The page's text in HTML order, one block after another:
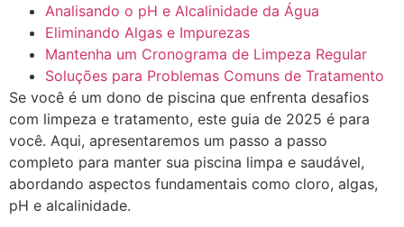
Analisando o pH e Alcalinidade da Água
Eliminando Algas e Impurezas
Mantenha um Cronograma de Limpeza Regular
Soluções para Problemas Comuns de Tratamento
Se você é um dono de piscina que enfrenta desafios
com limpeza e tratamento, este guia de 2025 é para
você. Aqui, apresentaremos um passo a passo
completo para manter sua piscina limpa e saudável,
abordando aspectos fundamentais como cloro, algas,
pH e alcalinidade.